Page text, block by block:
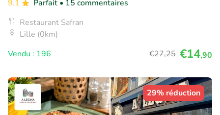
9.1
Parfait • 15 commentaires
Restaurant Safran
Lille (0km)
Vendu : 196
€27,25 €14,90
29% réduction